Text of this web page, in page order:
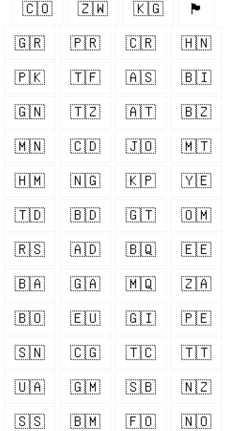
🇨🇴 🇿🇼 🇰🇬 🏴󠁧󠁢󠁳󠁣󠁴󠁿
🇬🇷 🇵🇷 🇨🇷 🇭🇳
🇵🇰 🇹🇫 🇦🇸 🇧🇮
🇬🇳 🇹🇿 🇦🇹 🇧🇿
🇲🇳 🇨🇩 🇯🇴 🇲🇹
🇭🇲 🇳🇬 🇰🇵 🇾🇪
🇹🇩 🇧🇩 🇬🇹 🇴🇲
🇷🇸 🇦🇩 🇧🇶 🇪🇪
🇧🇦 🇬🇦 🇲🇶 🇿🇦
🇧🇴 🇪🇺 🇬🇮 🇵🇪
🇸🇳 🇨🇬 🇹🇨 🇹🇹
🇺🇦 🇬🇲 🇸🇧 🇳🇿
🇸🇸 🇧🇲 🇫🇴 🇳🇴